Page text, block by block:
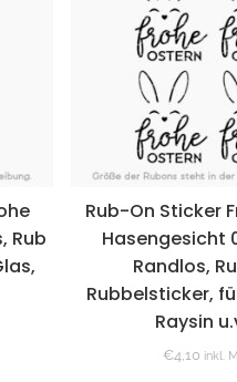
Rub
Rub-On Sticker
Hasengesicht
Randlos,
Rubbelsticker,
Raysin
€4,10 inkl.